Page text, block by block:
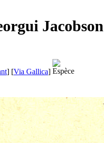
Jacobson
] [Via Gallica]